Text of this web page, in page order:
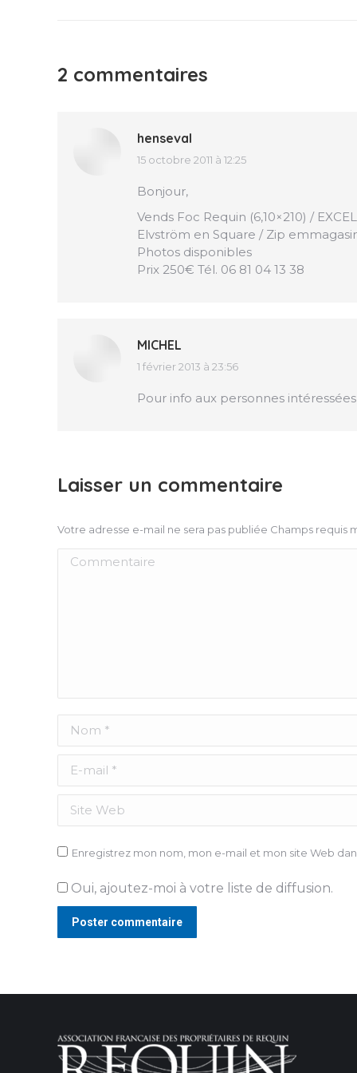
2 commentaires
henseval
dit
15 octobre 2011 à 12:25
Bonjour,
Vends Foc Requin (6,10×210) /
Elvström en Square / Zip
Photos disponibles
Prix 250€ Tél. 06 81 04 13 38
MICHEL
dit
1 février 2013 à 23:56
Pour info aux personnes
Laisser un commentaire
Votre adresse e-mail ne sera pas publiée Champs requis
Commentaire
Nom *
E-mail *
Site Web
Enregistrez mon nom, mon e-mail et mon site Web
Oui, ajoutez-moi à votre liste de diffusion.
Poster commentaire